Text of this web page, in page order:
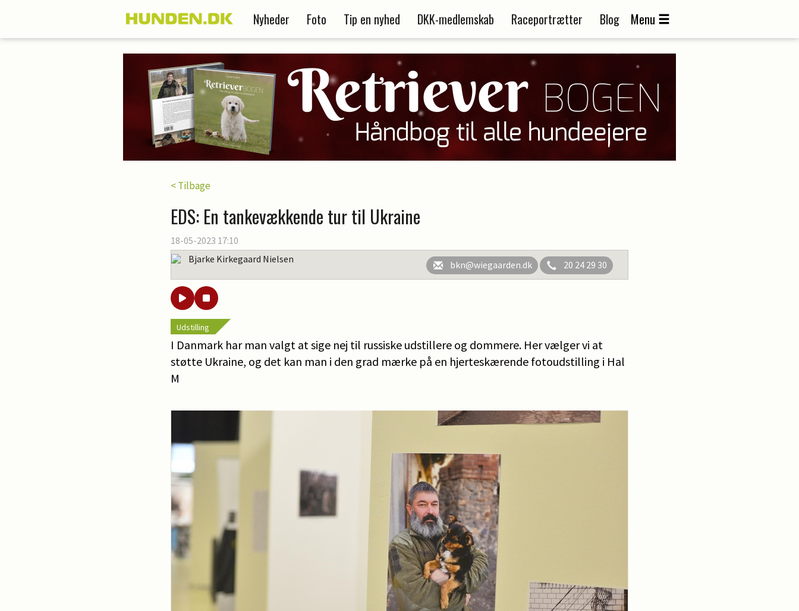
Nyheder Foto Tip en nyhed DKK-medlemskab Raceportrætter Blog Menu
< Tilbage
EDS: En tankevækkende tur til Ukraine
18-05-2023 17:10
Bjarke Kirkegaard Nielsen
bkn@wiegaarden.dk 20 24 29 30
Udstilling
I Danmark har man valgt at sige nej til russiske udstillere og dommere. Her vælger vi at
støtte Ukraine, og det kan man i den grad mærke på en hjerteskærende fotoudstilling i Hal
M